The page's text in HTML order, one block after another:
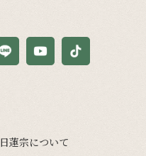
日蓮宗について